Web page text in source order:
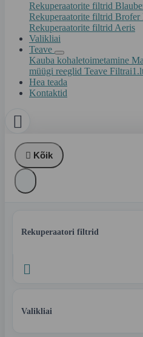
Rekuperaatorite filtrid
Rekuperaatorite filtrid Brofer
Rekuperaatorite filtrid Aeris
Valikliai
Teave
Kauba kohaletoimetamine
müügi reeglid Teave
Hea teada
Kontaktid

 Kõik
Rekuperaatori filtrid

Valikliai